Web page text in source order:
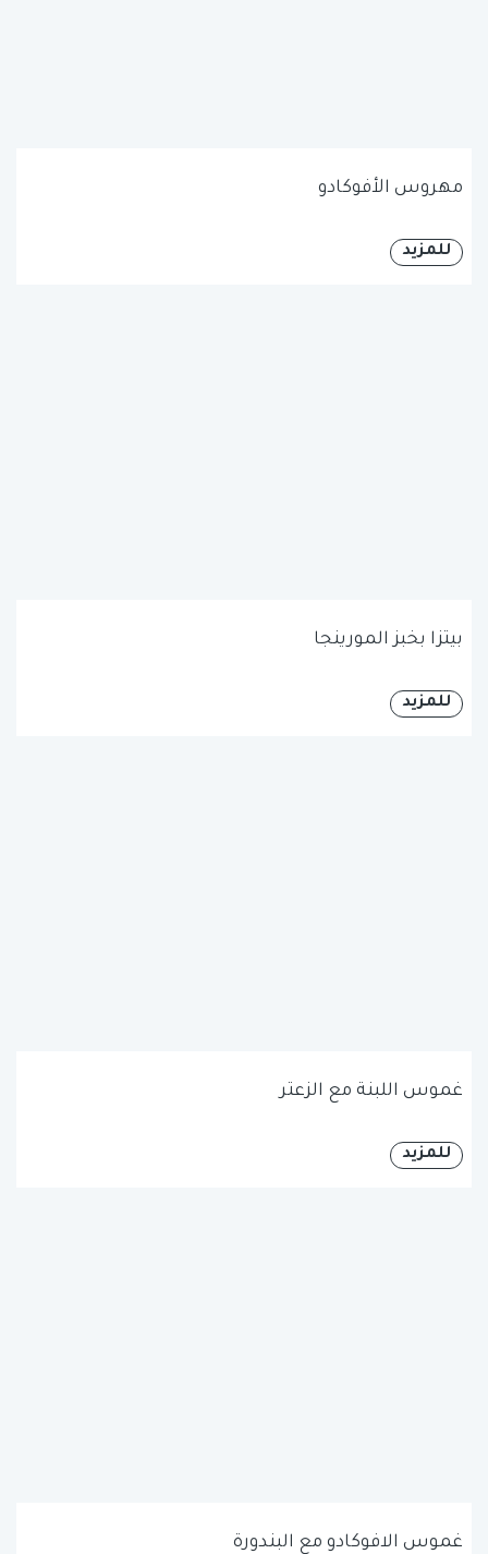
مهروس الأفوكادو
للمزيد
بيتزا بخبز المورينجا
للمزيد
غموس اللبنة مع الزعتر
للمزيد
غموس الافوكادو مع البندورة